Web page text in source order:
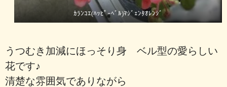
ｶﾗﾝｺｴ(ﾊｯﾋﾟｰﾍﾞﾙ)ﾏｼﾞｪﾝﾀｵﾚﾝｼﾞ
うつむき加減にほっそり身 ベル型の愛らしい
花です♪
清楚な雰囲気でありながら